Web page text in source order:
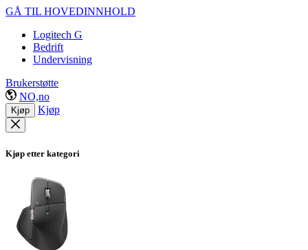
GÅ TIL HOVEDINNHOLD
Logitech G
Bedrift
Undervisning
Brukerstøtte
NO,no
Kjøp Kjøp
Kjøp etter kategori